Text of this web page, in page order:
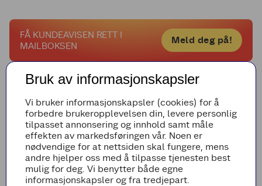
FÅ KUNDEAVISEN RETT I
MAILBOKSEN
Meld deg på!
Bruk av informasjonskapsler
Vi bruker informasjonskapsler (cookies) for å
forbedre brukeropplevelsen din, levere personlig
tilpasset annonsering og innhold samt måle
effekten av markedsføringen vår. Noen er
nødvendige for at nettsiden skal fungere, mens
andre hjelper oss med å tilpasse tjenesten best
mulig for deg. Vi benytter både egne
informasjonskapsler og fra tredjepart.